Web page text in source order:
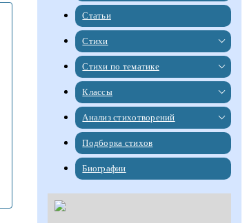
Статьи
Стихи
Стихи по тематике
Классы
Анализ стихотворений
Подборка стихов
Биографии